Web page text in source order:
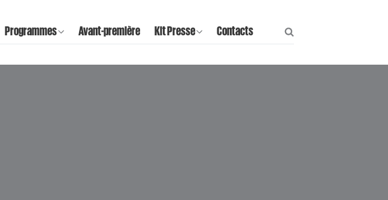
Programmes Avant-première Kit Presse Contacts